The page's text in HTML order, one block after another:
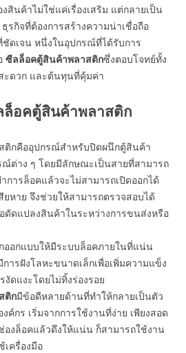
สินค้าไม่ใช่แค่เรื่องเสริม แต่กลายเป็น
รกิจที่ต้องการสร้างความน่าเชื่อถือ
ดเจน หนึ่งในอุปกรณ์ที่ได้รับการ
ซีลล็อคตู้สินค้าพลาสติกซึ่งตอบโจทย์ทั้ง
ะดวก และต้นทุนที่คุ้มค่า
ล็อคตู้สินค้าพลาสติก
กคืออุปกรณ์สำหรับปิดผนึกตู้สินค้า
ณ์ต่าง ๆ โดยมีลักษณะเป็นสายที่สามารถ
การล็อคแล้วจะไม่สามารถเปิดออกได้
ยหาย จึงช่วยให้สามารถตรวจสอบได้
ดัดแปลงสินค้าในระหว่างการขนส่งหรือ
ออกแบบให้มีระบบล็อคภายในที่แน่น
ารฝังโลหะขนาดเล็กเพื่อเพิ่มความแข็ง
งัดแงะโดยไม่ทิ้งร่องรอย
ติกมีข้อดีหลายด้านที่ทำให้กลายเป็นตัว
ค์กร เริ่มจากการใช้งานที่ง่าย เพียงสอด
องล็อคแล้วดึงให้แน่น ก็สามารถใช้งาน
เครื่องมือ